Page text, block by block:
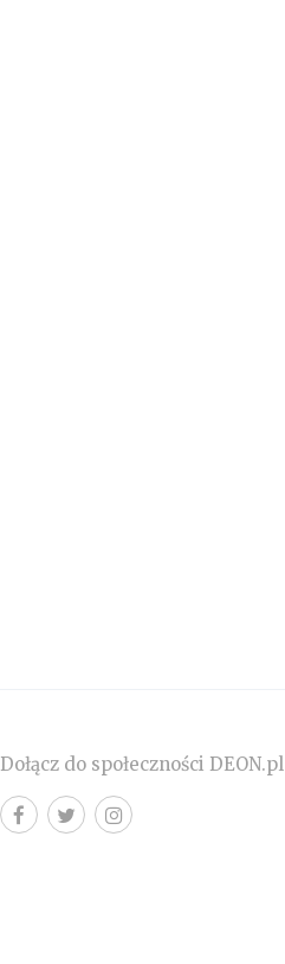
Dołącz do społeczności DEON.pl